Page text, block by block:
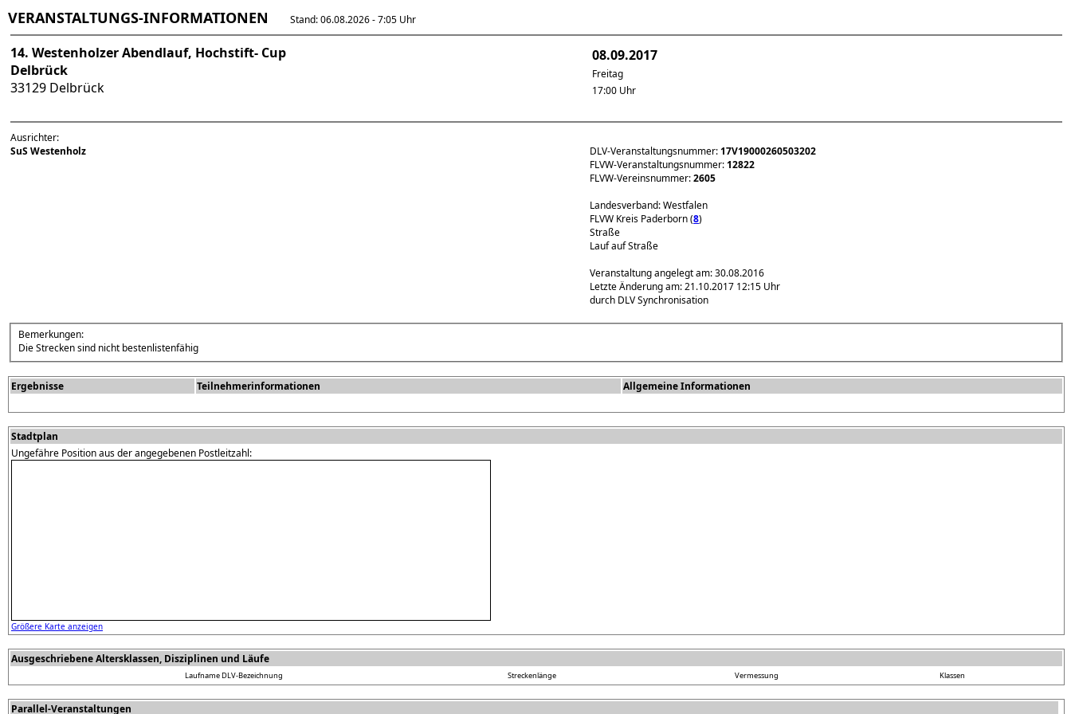
VERANSTALTUNGS-INFORMATIONEN Stand: 06.08.2026 - 7:05 Uhr
14. Westenholzer Abendlauf, Hochstift- Cup
Delbrück
33129 Delbrück
08.09.2017
Freitag
17:00 Uhr
Ausrichter:
SuS Westenholz
DLV-Veranstaltungsnummer:17V19000260503202
FLVW-Veranstaltungsnummer:12822
FLVW-Vereinsnummer:2605
Landesverband: Westfalen
FLVW Kreis Paderborn (8)
Straße
Lauf auf Straße
Veranstaltung angelegt am: 30.08.2016
Letzte Änderung am: 21.10.2017 12:15 Uhr
durch DLV Synchronisation
Bemerkungen:
Die Strecken sind nicht bestenlistenfähig
Ergebnisse Teilnehmerinformationen Allgemeine Informationen
Stadtplan
Ungefähre Position aus der angegebenen Postleitzahl:
Größere Karte anzeigen
Ausgeschriebene Altersklassen, Disziplinen und Läufe
LaufnameDLV-Bezeichnung Streckenlänge Vermessung Klassen
Parallel-Veranstaltungen